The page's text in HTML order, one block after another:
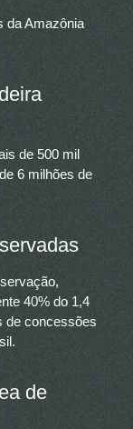
da Amazônia
de 500 mil
6 milhões de
40% do 1,4
de concessões
de